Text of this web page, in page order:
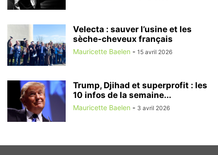
Velecta : sauver l’usine et les
sèche-cheveux français
Mauricette Baelen - 15 avril 2026
Trump, Djihad et superprofit : les
10 infos de la semaine...
Mauricette Baelen - 3 avril 2026